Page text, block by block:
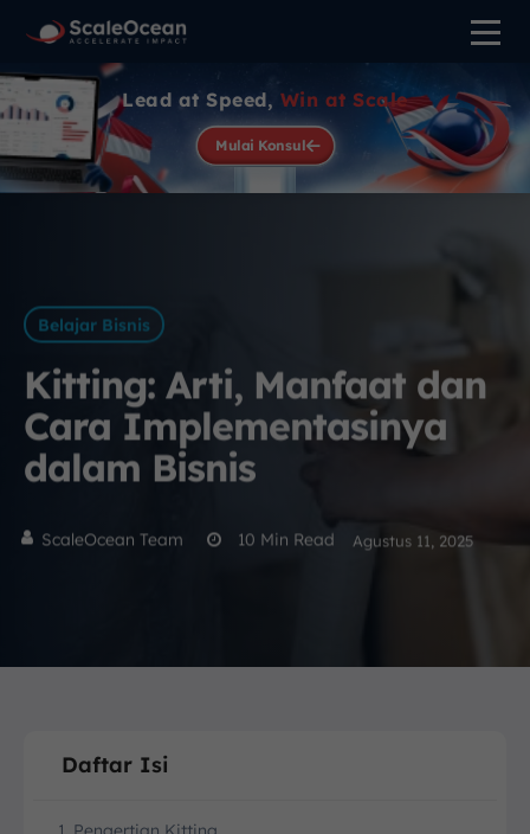
Lead at Speed, Win at Scale
Mulai Konsul
Belajar Bisnis
Kitting: Arti, Manfaat dan
Cara Implementasinya
dalam Bisnis
ScaleOcean Team 10 Min Read Agustus 11, 2025
Daftar Isi